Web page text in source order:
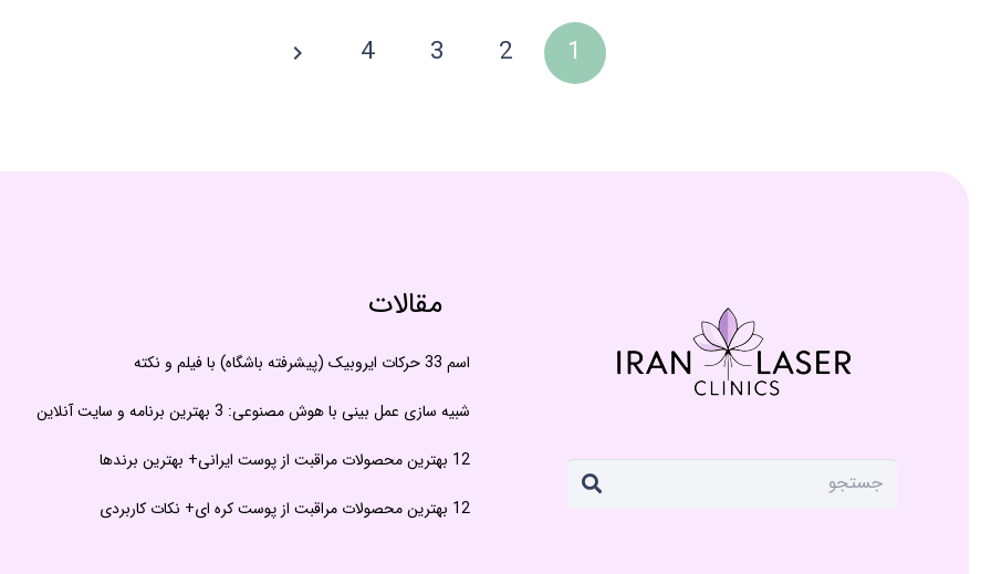
1
2
3
4
مقالات
اسم 33 حرکات ایروبیک (پیشرفته باشگاه) با فیلم و نکته
شبیه سازی عمل بینی با هوش مصنوعی: 3 بهترین برنامه و سایت آنلاین
12 بهترین محصولات مراقبت از پوست ایرانی+ بهترین برندها
12 بهترین محصولات مراقبت از پوست کره ای+ نکات کاربردی